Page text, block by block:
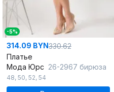
-5%
314.09 BYN330.62
Платье
Мода Юрс 26-2967 бирюза
48, 50, 52, 54